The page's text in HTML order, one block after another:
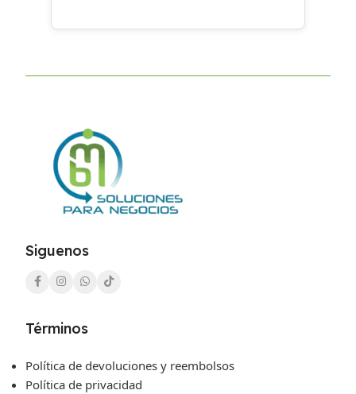
Siguenos
Términos
Política de devoluciones y reembolsos
Política de privacidad